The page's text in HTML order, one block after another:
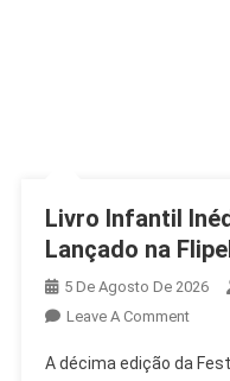
Livro Infantil
Lançado na
5 De Agosto De 2026
Leave A CommentOn
A décima edição da